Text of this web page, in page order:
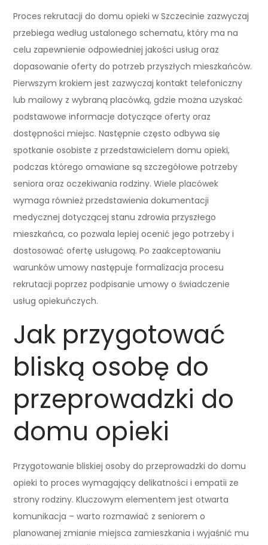
Proces rekrutacji do domu opieki w Szczecinie zazwyczaj
przebiega według ustalonego schematu, który ma na
celu zapewnienie odpowiedniej jakości usług oraz
dopasowanie oferty do potrzeb przyszłych mieszkańców.
Pierwszym krokiem jest zazwyczaj kontakt telefoniczny
lub mailowy z wybraną placówką, gdzie można uzyskać
podstawowe informacje dotyczące oferty oraz
dostępności miejsc. Następnie często odbywa się
spotkanie osobiste z przedstawicielem domu opieki,
podczas którego omawiane są szczegółowe potrzeby
seniora oraz oczekiwania rodziny. Wiele placówek
wymaga również przedstawienia dokumentacji
medycznej dotyczącej stanu zdrowia przyszłego
mieszkańca, co pozwala lepiej ocenić jego potrzeby i
dostosować ofertę usługową. Po zaakceptowaniu
warunków umowy następuje formalizacja procesu
rekrutacji poprzez podpisanie umowy o świadczenie
usług opiekuńczych.
Jak przygotować
bliską osobę do
przeprowadzki do
domu opieki
Przygotowanie bliskiej osoby do przeprowadzki do domu
opieki to proces wymagający delikatności i empatii ze
strony rodziny. Kluczowym elementem jest otwarta
komunikacja – warto rozmawiać z seniorem o
planowanej zmianie miejsca zamieszkania i wyjaśnić mu